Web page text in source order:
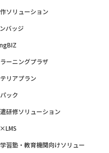
ソリューション
バッジ
ーニングプラザ
リアプラン
ック
研修ソリューション
習塾・教育機関向けソリュー